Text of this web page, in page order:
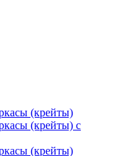
(крейты)
(крейты) с
(крейты)